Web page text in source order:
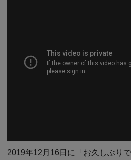
2019年12月16日に「お久しぶりで